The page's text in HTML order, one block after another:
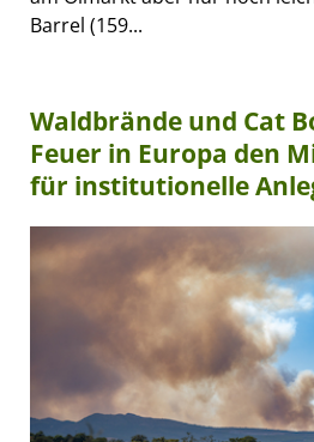
Barrel (159...
Waldbrände und Cat
Feuer in Europa den
für institutionelle